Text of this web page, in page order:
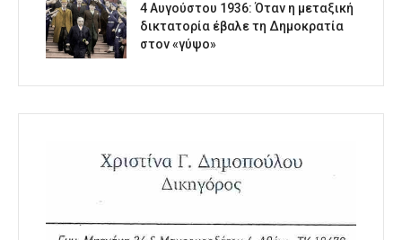
4 Αυγούστου 1936: Όταν η μεταξική
δικτατορία έβαλε τη Δημοκρατία
στον «γύψο»